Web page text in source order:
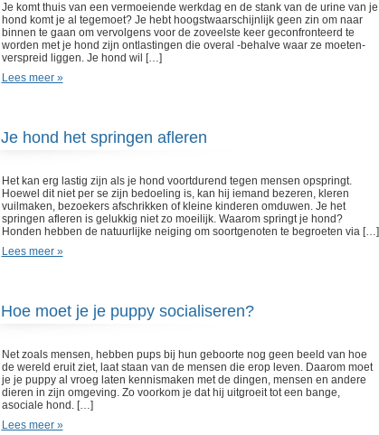
Je komt thuis van een vermoeiende werkdag en de stank van de urine van je
hond komt je al tegemoet? Je hebt hoogstwaarschijnlijk geen zin om naar
binnen te gaan om vervolgens voor de zoveelste keer geconfronteerd te
worden met je hond zijn ontlastingen die overal -behalve waar ze moeten-
verspreid liggen. Je hond wil […]
Lees meer »
Je hond het springen afleren
Het kan erg lastig zijn als je hond voortdurend tegen mensen opspringt.
Hoewel dit niet per se zijn bedoeling is, kan hij iemand bezeren, kleren
vuilmaken, bezoekers afschrikken of kleine kinderen omduwen. Je het
springen afleren is gelukkig niet zo moeilijk. Waarom springt je hond?
Honden hebben de natuurlijke neiging om soortgenoten te begroeten via […]
Lees meer »
Hoe moet je je puppy socialiseren?
Net zoals mensen, hebben pups bij hun geboorte nog geen beeld van hoe
de wereld eruit ziet, laat staan van de mensen die erop leven. Daarom moet
je je puppy al vroeg laten kennismaken met de dingen, mensen en andere
dieren in zijn omgeving. Zo voorkom je dat hij uitgroeit tot een bange,
asociale hond. […]
Lees meer »